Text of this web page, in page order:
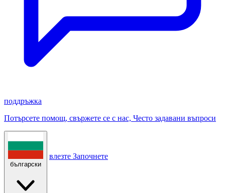
поддръжка
Потърсете помощ, свържете се с нас, Често задавани въпроси
български
влезте Започнете